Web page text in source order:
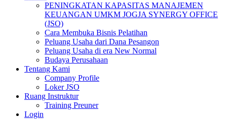
PENINGKATAN KAPASITAS MANAJEMEN
KEUANGAN UMKM JOGJA SYNERGY OFFICE
(JSO)
Cara Membuka Bisnis Pelatihan
Peluang Usaha dari Dana Pesangon
Peluang Usaha di era New Normal
Budaya Perusahaan
Tentang Kami
Company Profile
Loker JSO
Ruang Instruktur
Training Preuner
Login